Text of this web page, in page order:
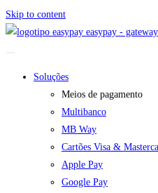
Skip to content
easypay -
Soluções
Meios de pagamento
Multibanco
MB Way
Cartões Visa &
Apple Pay
Google Pay